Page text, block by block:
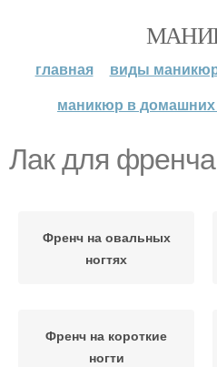
главная виды
маникюр в домашних
Лак для френча
Френч на овальных
ногтях
Френч на короткие
ногти